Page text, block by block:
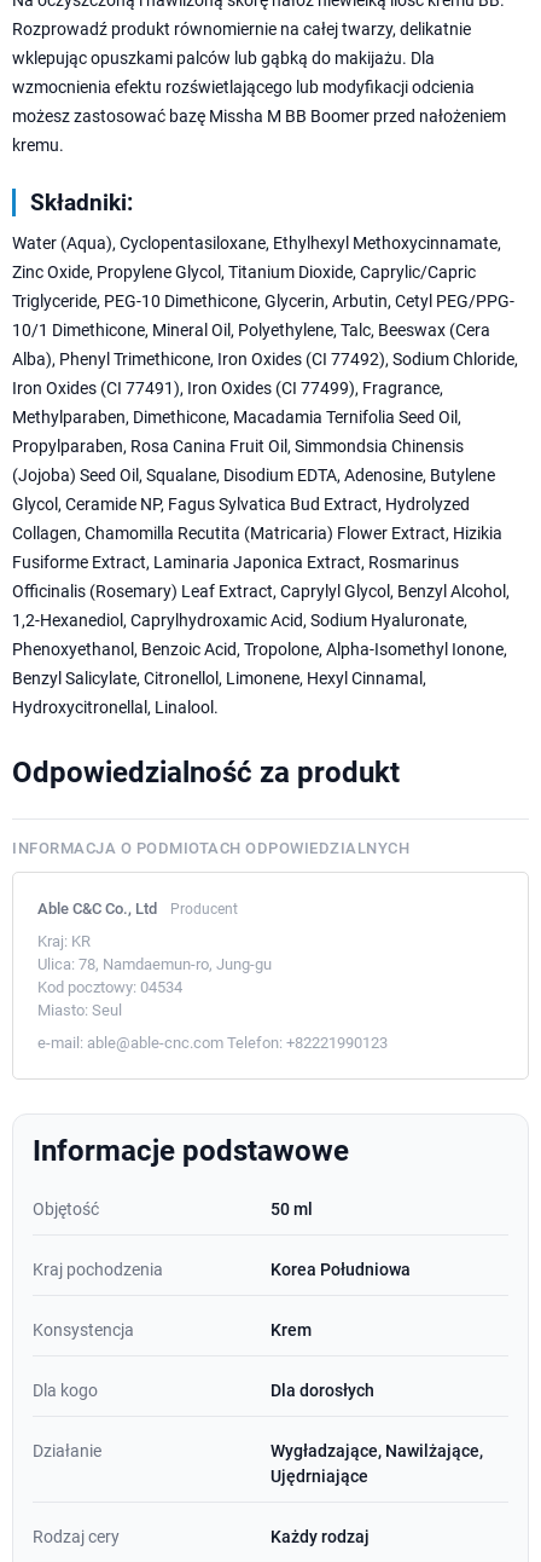
Rozprowadź produkt równomiernie na całej twarzy, delikatnie
wklepując opuszkami palców lub gąbką do makijażu. Dla
wzmocnienia efektu rozświetlającego lub modyfikacji odcienia
możesz zastosować bazę Missha M BB Boomer przed nałożeniem
kremu.
Składniki:
Water (Aqua), Cyclopentasiloxane, Ethylhexyl Methoxycinnamate,
Zinc Oxide, Propylene Glycol, Titanium Dioxide, Caprylic/Capric
Triglyceride, PEG-10 Dimethicone, Glycerin, Arbutin, Cetyl PEG/PPG-
10/1 Dimethicone, Mineral Oil, Polyethylene, Talc, Beeswax (Cera
Alba), Phenyl Trimethicone, Iron Oxides (CI 77492), Sodium Chloride,
Iron Oxides (CI 77491), Iron Oxides (CI 77499), Fragrance,
Methylparaben, Dimethicone, Macadamia Ternifolia Seed Oil,
Propylparaben, Rosa Canina Fruit Oil, Simmondsia Chinensis
(Jojoba) Seed Oil, Squalane, Disodium EDTA, Adenosine, Butylene
Glycol, Ceramide NP, Fagus Sylvatica Bud Extract, Hydrolyzed
Collagen, Chamomilla Recutita (Matricaria) Flower Extract, Hizikia
Fusiforme Extract, Laminaria Japonica Extract, Rosmarinus
Officinalis (Rosemary) Leaf Extract, Caprylyl Glycol, Benzyl Alcohol,
1,2-Hexanediol, Caprylhydroxamic Acid, Sodium Hyaluronate,
Phenoxyethanol, Benzoic Acid, Tropolone, Alpha-Isomethyl Ionone,
Benzyl Salicylate, Citronellol, Limonene, Hexyl Cinnamal,
Hydroxycitronellal, Linalool.
Odpowiedzialność za produkt
INFORMACJA O PODMIOTACH ODPOWIEDZIALNYCH
Able C&C Co., Ltd Producent
Kraj: KR
Ulica: 78, Namdaemun-ro, Jung-gu
Kod pocztowy: 04534
Miasto: Seul
e-mail: able@able-cnc.com Telefon: +82221990123
Informacje podstawowe
Objętość 50 ml
Kraj pochodzenia Korea Południowa
Konsystencja Krem
Dla kogo Dla dorosłych
Działanie
Wygładzające, Nawilżające,
Ujędrniające
Rodzaj cery Każdy rodzaj